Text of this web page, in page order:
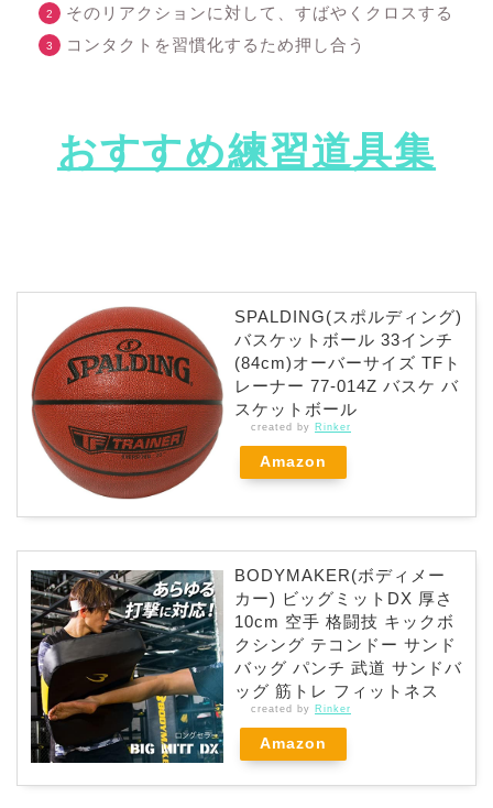
そのリアクションに対して、すばやくクロスする
コンタクトを習慣化するため押し合う
おすすめ練習道具集
SPALDING(スポルディング)
バスケットボール 33インチ
(84cm)オーバーサイズ TFト
レーナー 77-014Z バスケ バ
スケットボール
created by Rinker
Amazon
BODYMAKER(ボディメー
カー) ビッグミットDX 厚さ
10cm 空手 格闘技 キックボ
クシング テコンドー サンド
バッグ パンチ 武道 サンドバ
ッグ 筋トレ フィットネス
created by Rinker
Amazon